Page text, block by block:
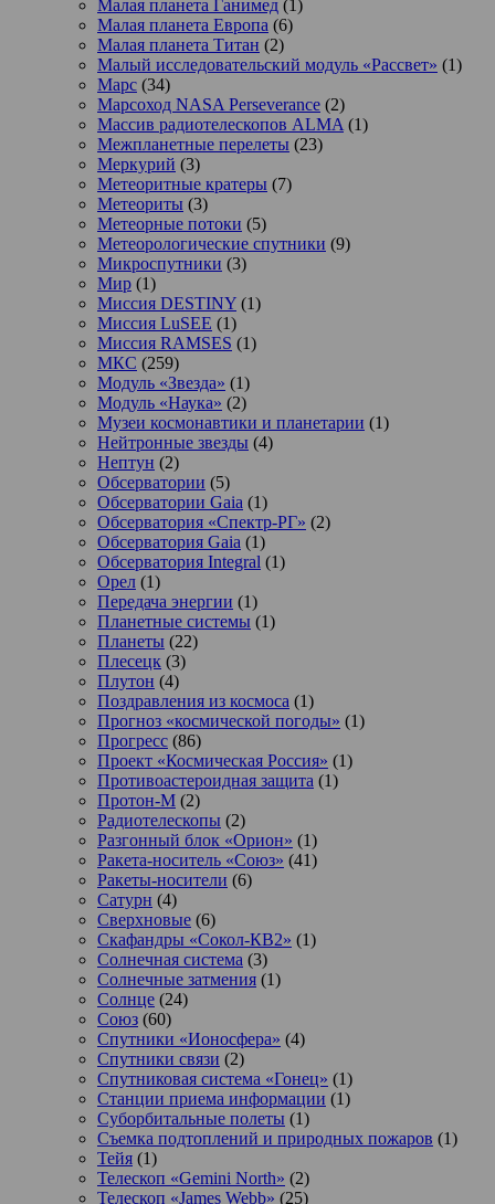
Малая планета Ганимед (1)
Малая планета Европа (6)
Малая планета Титан (2)
Малый исследовательский модуль «Рассвет» (1)
Марс (34)
Марсоход NASA Perseverance (2)
Массив радиотелескопов ALMA (1)
Межпланетные перелеты (23)
Меркурий (3)
Метеоритные кратеры (7)
Метеориты (3)
Метеорные потоки (5)
Метеорологические спутники (9)
Микроспутники (3)
Мир (1)
Миссия DESTINY (1)
Миссия LuSEE (1)
Миссия RAMSES (1)
МКС (259)
Модуль «Звезда» (1)
Модуль «Наука» (2)
Музеи космонавтики и планетарии (1)
Нейтронные звезды (4)
Нептун (2)
Обсерватории (5)
Обсерватории Gaia (1)
Обсерватория «Спектр-РГ» (2)
Обсерватория Gaia (1)
Обсерватория Integral (1)
Орел (1)
Передача энергии (1)
Планетные системы (1)
Планеты (22)
Плесецк (3)
Плутон (4)
Поздравления из космоса (1)
Прогноз «космической погоды» (1)
Прогресс (86)
Проект «Космическая Россия» (1)
Противоастероидная защита (1)
Протон-М (2)
Радиотелескопы (2)
Разгонный блок «Орион» (1)
Ракета-носитель «Союз» (41)
Ракеты-носители (6)
Сатурн (4)
Сверхновые (6)
Скафандры «Сокол-КВ2» (1)
Солнечная система (3)
Солнечные затмения (1)
Солнце (24)
Союз (60)
Спутники «Ионосфера» (4)
Спутники связи (2)
Спутниковая система «Гонец» (1)
Станции приема информации (1)
Суборбитальные полеты (1)
Съемка подтоплений и природных пожаров (1)
Тейя (1)
Телескоп «Gemini North» (2)
Телескоп «James Webb» (25)